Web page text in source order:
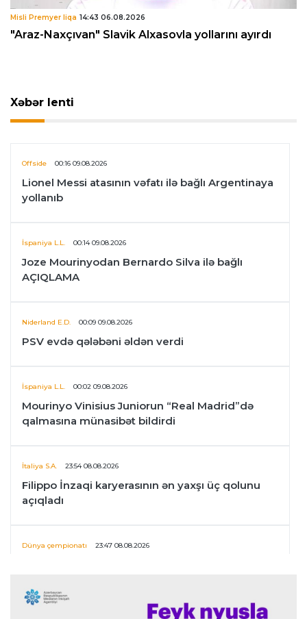
Misli Premyer liqa 14:43 06.08.2026
"Araz-Naxçıvan" Slavik Alxasovla yollarını ayırdı
Xəbər lenti
Offside 00:16 09.08.2026
Lionel Messi atasının vəfatı ilə bağlı Argentinaya
yollanıb
İspaniya L.L. 00:14 09.08.2026
Joze Mourinyodan Bernardo Silva ilə bağlı
AÇIQLAMA
Niderland E.D. 00:09 09.08.2026
PSV evdə qələbəni əldən verdi
İspaniya L.L. 00:02 09.08.2026
Mourinyo Vinisius Juniorun “Real Madrid”də
qalmasına münasibət bildirdi
İtaliya S.A. 23:54 08.08.2026
Filippo İnzaqi karyerasının ən yaxşı üç qolunu
açıqladı
Dünya çempionatı 23:47 08.08.2026